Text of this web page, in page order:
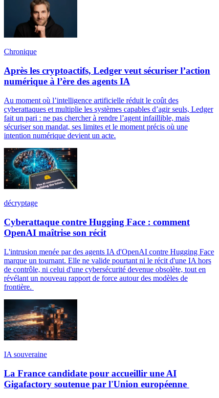
Chronique
Après les cryptoactifs, Ledger veut sécuriser l’action
numérique à l’ère des agents IA
Au moment où l’intelligence artificielle réduit le coût des
cyberattaques et multiplie les systèmes capables d’agir seuls, Ledger
fait un pari : ne pas chercher à rendre l’agent infaillible, mais
sécuriser son mandat, ses limites et le moment précis où une
intention numérique devient un acte.
décryptage
Cyberattaque contre Hugging Face : comment
OpenAI maîtrise son récit
L'intrusion menée par des agents IA d'OpenAI contre Hugging Face
marque un tournant. Elle ne valide pourtant ni le récit d'une IA hors
de contrôle, ni celui d'une cybersécurité devenue obsolète, tout en
révélant un nouveau rapport de force autour des modèles de
frontière.
IA souveraine
La France candidate pour accueillir une AI
Gigafactory soutenue par l'Union européenne